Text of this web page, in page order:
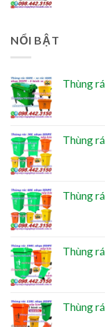
NỔI BẬT
Thùng
Thùng
Thùng
Thùng
Thùng